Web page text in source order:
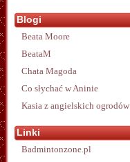
Blogi
Beata Moore
BeataM
Chata Magoda
Co słychać w Aninie
Kasia z angielskich ogrodów
Linki
Badmintonzone.pl